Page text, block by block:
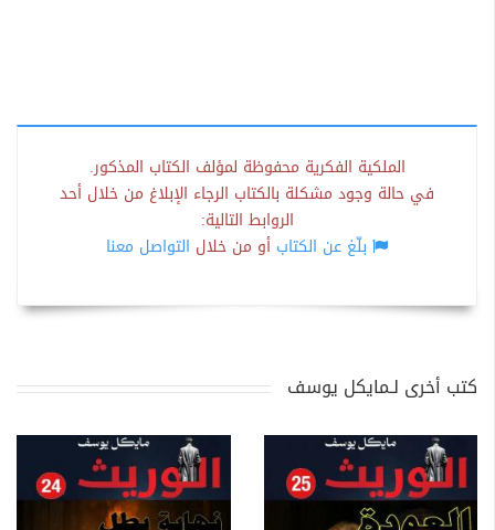
الملكية الفكرية محفوظة لمؤلف الكتاب المذكور.
في حالة وجود مشكلة بالكتاب الرجاء الإبلاغ من خلال أحد
الروابط التالية:
بلّغ عن الكتاب أو من خلال التواصل معنا
كتب أخرى لـمايكل يوسف